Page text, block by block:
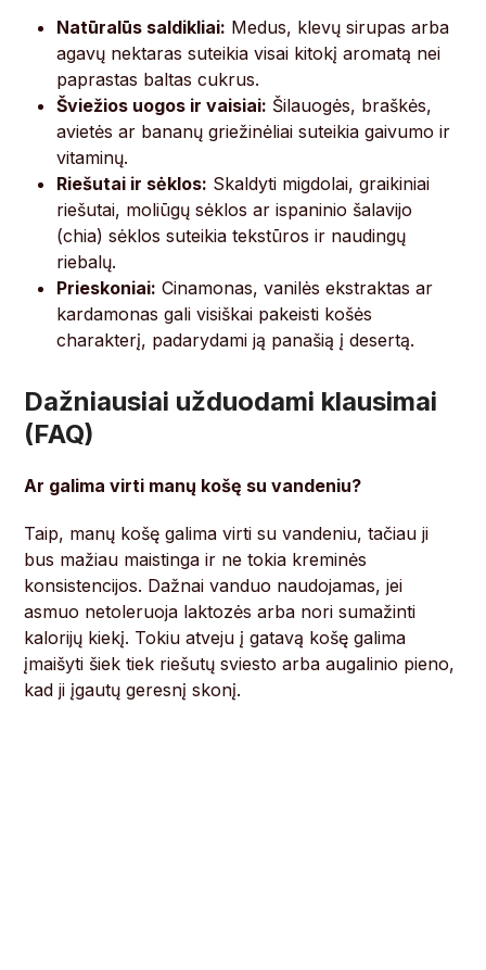
Natūralūs saldikliai: Medus, klevų sirupas arba
agavų nektaras suteikia visai kitokį aromatą nei
paprastas baltas cukrus.
Šviežios uogos ir vaisiai: Šilauogės, braškės,
avietės ar bananų griežinėliai suteikia gaivumo ir
vitaminų.
Riešutai ir sėklos: Skaldyti migdolai, graikiniai
riešutai, moliūgų sėklos ar ispaninio šalavijo
(chia) sėklos suteikia tekstūros ir naudingų
riebalų.
Prieskoniai: Cinamonas, vanilės ekstraktas ar
kardamonas gali visiškai pakeisti košės
charakterį, padarydami ją panašią į desertą.
Dažniausiai užduodami klausimai
(FAQ)
Ar galima virti manų košę su vandeniu?
Taip, manų košę galima virti su vandeniu, tačiau ji
bus mažiau maistinga ir ne tokia kreminės
konsistencijos. Dažnai vanduo naudojamas, jei
asmuo netoleruoja laktozės arba nori sumažinti
kalorijų kiekį. Tokiu atveju į gatavą košę galima
įmaišyti šiek tiek riešutų sviesto arba augalinio pieno,
kad ji įgautų geresnį skonį.